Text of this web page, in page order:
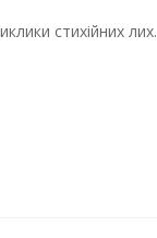
стихійних лих.